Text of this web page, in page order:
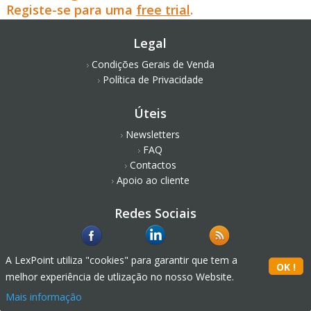
Registe-se para uma free trial.
Legal
Condições Gerais de Venda
Política de Privacidade
Úteis
Newsletters
FAQ
Contactos
Apoio ao cliente
Redes Sociais
A LexPoint utiliza "cookies" para garantir que tem a
melhor experiência de utlização no nosso Website.
Mais informação